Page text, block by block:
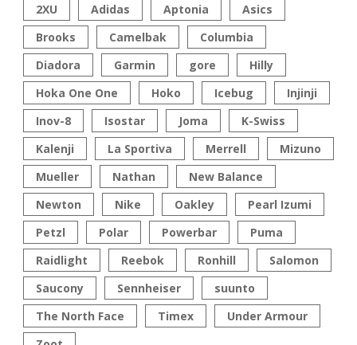
2XU Adidas Aptonia
Asics
Brooks
Camelbak
Columbia
Diadora
Garmin gore
Hilly
Hoka One One
Hoko Icebug
Injinji
Inov-8
Isostar Joma
K-Swiss
Kalenji
La Sportiva Merrell
Mizuno
Mueller
Nathan
New Balance
Newton
Nike Oakley
Pearl Izumi
Petzl
Polar Powerbar
Puma
Raidlight
Reebok Ronhill
Salomon
Saucony
Sennheiser
suunto
The North Face
Timex
Under Armour